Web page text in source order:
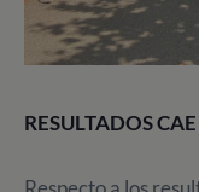
RESULTADOS CAE